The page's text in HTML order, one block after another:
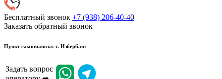
Бесплатный звонок +7 (938) 206-40-40
Заказать обратный звонок
Пункт самовывоза: г. Избербаш
Задать вопрос